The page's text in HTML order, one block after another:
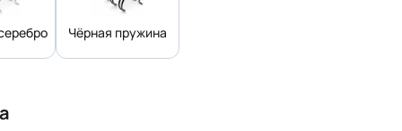
Чёрная пружина